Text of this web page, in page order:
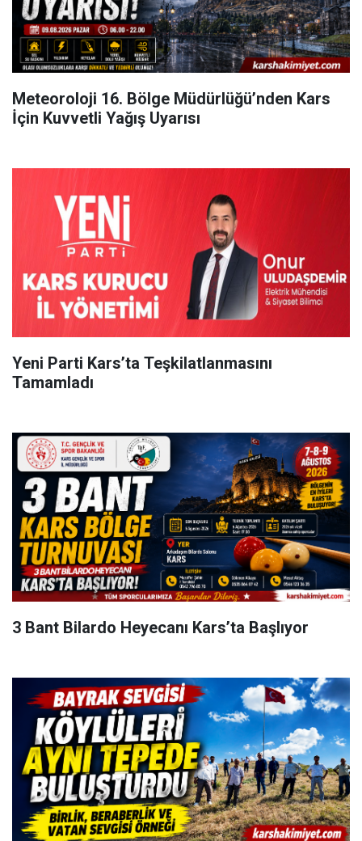
Meteoroloji 16. Bölge Müdürlüğü’nden Kars
İçin Kuvvetli Yağış Uyarısı
Yeni Parti Kars’ta Teşkilatlanmasını
Tamamladı
3 Bant Bilardo Heyecanı Kars’ta Başlıyor